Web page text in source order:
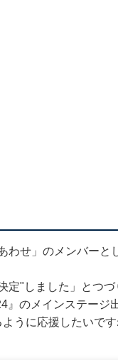
せ」のメンバーと
定"しました」とつ
』のメインステージ
うに応援したいです